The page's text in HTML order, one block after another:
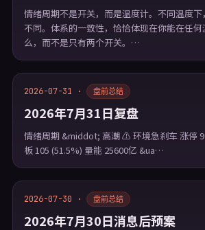
情绪周期不是开关，而是温度计。不同温度
不同。体系的一致性，恰恰体现在你能在任
么，而不是只有两个开关。…
2026-07-31 · 盘前总结
2026年7月31日复盘
情绪周期 &middot; 高潮 ⚠ 环境急刹车 涨停
板 105 (51.5%) 量能 25600亿 &ua…
2026-07-30 · 盘前总结
2026年7月30日消息后预案